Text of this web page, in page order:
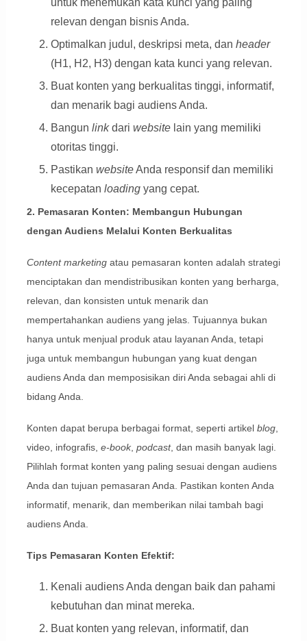
untuk menemukan kata kunci yang paling
relevan dengan bisnis Anda.
Optimalkan judul, deskripsi meta, dan header
(H1, H2, H3) dengan kata kunci yang relevan.
Buat konten yang berkualitas tinggi, informatif,
dan menarik bagi audiens Anda.
Bangun linkdari websitelain yang memiliki
otoritas tinggi.
Pastikan websiteAnda responsif dan memiliki
kecepatan loadingyang cepat.
2. Pemasaran Konten: Membangun Hubungan
dengan Audiens Melalui Konten Berkualitas
Content marketingatau pemasaran konten adalah strategi
menciptakan dan mendistribusikan konten yang berharga,
relevan, dan konsisten untuk menarik dan
mempertahankan audiens yang jelas. Tujuannya bukan
hanya untuk menjual produk atau layanan Anda, tetapi
juga untuk membangun hubungan yang kuat dengan
audiens Anda dan memposisikan diri Anda sebagai ahli di
bidang Anda.
Konten dapat berupa berbagai format, seperti artikel blog,
video, infografis, e-book, podcast, dan masih banyak lagi.
Pilihlah format konten yang paling sesuai dengan audiens
Anda dan tujuan pemasaran Anda. Pastikan konten Anda
informatif, menarik, dan memberikan nilai tambah bagi
audiens Anda.
Tips Pemasaran Konten Efektif:
Kenali audiens Anda dengan baik dan pahami
kebutuhan dan minat mereka.
Buat konten yang relevan, informatif, dan